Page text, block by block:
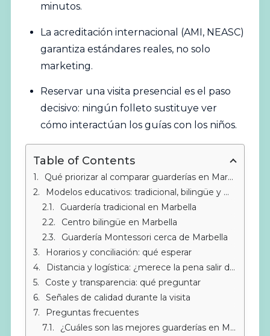
minutos.
La acreditación internacional (AMI, NEASC)
garantiza estándares reales, no solo
marketing.
Reservar una visita presencial es el paso
decisivo: ningún folleto sustituye ver
cómo interactúan los guías con los niños.
Table of Contents
Qué priorizar al comparar guarderías en Marbella
Modelos educativos: tradicional, bilingüe y Montessori
Guardería tradicional en Marbella
Centro bilingüe en Marbella
Guardería Montessori cerca de Marbella
Horarios y conciliación: qué esperar
Distancia y logística: ¿merece la pena salir de Marbella?
Coste y transparencia: qué preguntar
Señales de calidad durante la visita
Preguntas frecuentes
¿Cuáles son las mejores guarderías en Marbella según el método educativo?